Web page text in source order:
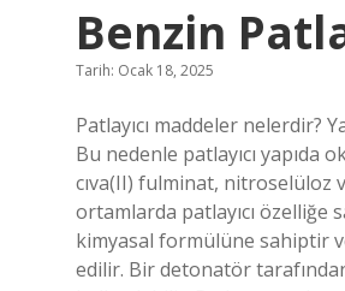
Benzin
Tarih: Ocak 18, 2025
Patlayıcı maddeler nelerdir?
Bu nedenle patlayıcı
cıva(II) fulminat, nitroselüloz
ortamlarda patlayıcı özelliğe
kimyasal formülüne sahiptir
edilir. Bir detonatör